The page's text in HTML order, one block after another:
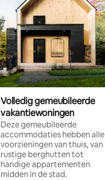
Volledig gemeubileerde
vakantiewoningen
Deze gemeubileerde
accommodaties hebben alle
voorzieningen van thuis, van
rustige berghutten tot
handige appartementen
midden in de stad.